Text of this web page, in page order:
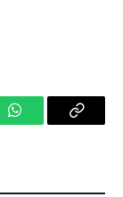
WhatsAppCopy